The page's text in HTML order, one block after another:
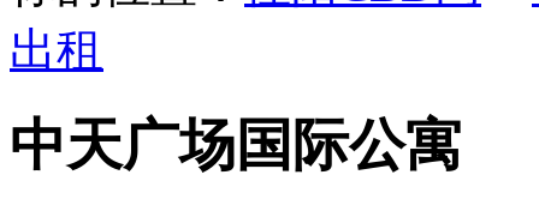
出租
中天广场国际公寓